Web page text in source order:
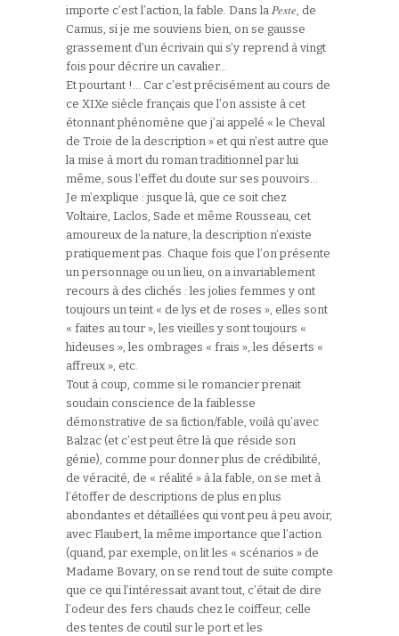
importe c’est l’action, la fable. Dans la Peste, de
Camus, si je me souviens bien, on se gausse
grassement d’un écrivain qui s’y reprend à vingt
fois pour décrire un cavalier…
Et pourtant !… Car c’est précisément au cours de
ce XIXe siècle français que l’on assiste à cet
étonnant phénomène que j’ai appelé « le Cheval
de Troie de la description » et qui n’est autre que
la mise à mort du roman traditionnel par lui
même, sous l’effet du doute sur ses pouvoirs…
Je m’explique : jusque là, que ce soit chez
Voltaire, Laclos, Sade et même Rousseau, cet
amoureux de la nature, la description n’existe
pratiquement pas. Chaque fois que l’on présente
un personnage ou un lieu, on a invariablement
recours à des clichés : les jolies femmes y ont
toujours un teint « de lys et de roses », elles sont
« faites au tour », les vieilles y sont toujours «
hideuses », les ombrages « frais », les déserts «
affreux », etc.
Tout à coup, comme si le romancier prenait
soudain conscience de la faiblesse
démonstrative de sa fiction/fable, voilà qu’avec
Balzac (et c’est peut être là que réside son
génie), comme pour donner plus de crédibilité,
de véracité, de « réalité » à la fable, on se met à
l’étoffer de descriptions de plus en plus
abondantes et détaillées qui vont peu à peu avoir,
avec Flaubert, la même importance que l’action
(quand, par exemple, on lit les « scénarios » de
Madame Bovary, on se rend tout de suite compte
que ce qui l’intéressait avant tout, c’était de dire
l’odeur des fers chauds chez le coiffeur, celle
des tentes de coutil sur le port et les